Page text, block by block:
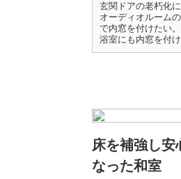
玄関ドアの老朽化
オーディオルーム
で内窓を付けたい。
浴室にも内窓を付け
床を補強し安
なった和室